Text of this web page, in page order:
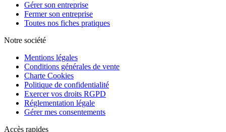
Gérer son entreprise
Fermer son entreprise
Toutes nos fiches pratiques
Notre société
Mentions légales
Conditions générales de vente
Charte Cookies
Politique de confidentialité
Exercer vos droits RGPD
Réglementation légale
Gérer mes consentements
Accès rapides